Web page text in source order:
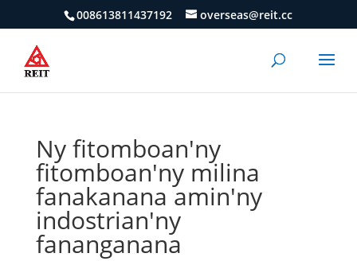
008613811437192 overseas@reit.cc
Ny fitomboan'ny
fitomboan'ny milina
fanakanana amin'ny
indostrian'ny
fananganana